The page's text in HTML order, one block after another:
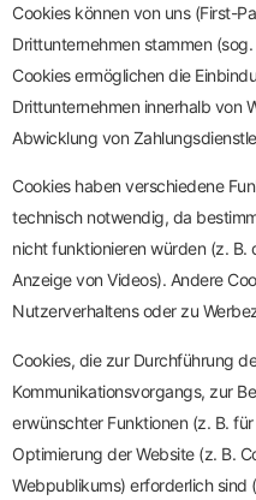
Cookies können von uns (First-
Drittunternehmen stammen
Cookies ermöglichen die
Drittunternehmen innerhalb von
Abwicklung von
Cookies haben verschiedene
technisch notwendig, da
nicht funktionieren würden (z.
Anzeige von Videos). Andere
Nutzerverhaltens oder zu
Cookies, die zur Durchführung
Kommunikationsvorgangs, zur
erwünschter Funktionen (z. B.
Optimierung der Website (z. B.
Webpublikums) erforderlich